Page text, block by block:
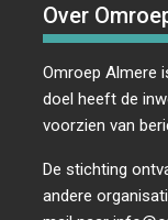
Over
Omroep Almere
doel heeft de
voorzien van
De stichting
andere